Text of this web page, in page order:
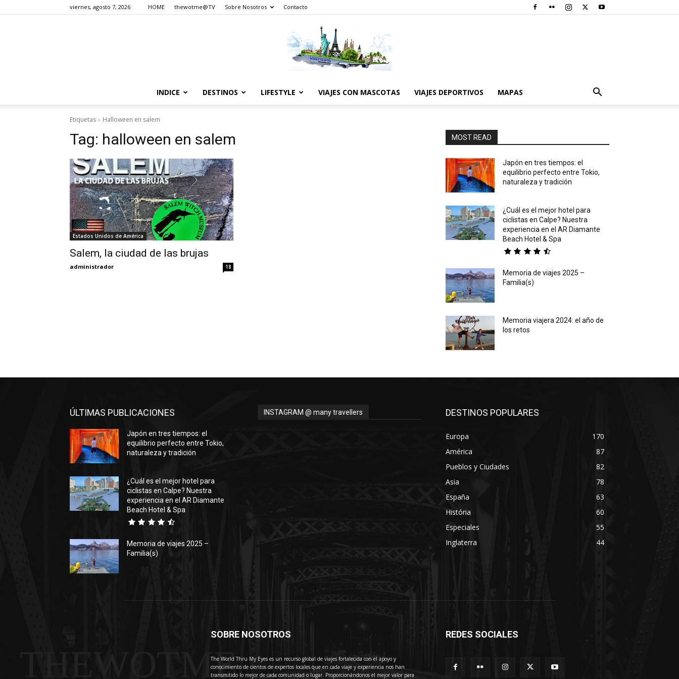
viernes, agosto 7, 2026 HOME thewotme@TV Sobre Nosotros Contacto
INDICE DESTINOS LIFESTYLE VIAJES CON MASCOTAS VIAJES DEPORTIVOS MAPAS
Etiquetas Halloween en salem
Tag: halloween en salem
Estados Unidos de América
Salem, la ciudad de las brujas
administrador 18
MOST READ
Japón en tres tiempos: el
equilibrio perfecto entre Tokio,
naturaleza y tradición
¿Cuál es el mejor hotel para
ciclistas en Calpe? Nuestra
experiencia en el AR Diamante
Beach Hotel & Spa
Memoria de viajes 2025 –
Familia(s)
Memoria viajera 2024: el año de
los retos
ÚLTIMAS PUBLICACIONES
Japón en tres tiempos: el
equilibrio perfecto entre Tokio,
naturaleza y tradición
¿Cuál es el mejor hotel para
ciclistas en Calpe? Nuestra
experiencia en el AR Diamante
Beach Hotel & Spa
Memoria de viajes 2025 –
Familia(s)
INSTAGRAM @ many travellers DESTINOS POPULARES
Europa
170
América
87
Pueblos y Ciudades
82
Asia
78
España
63
História
60
Especiales
55
Inglaterra
44
THEWOTME
SOBRE NOSOTROS
The World Thru My Eyes es un recurso global de viajes fortalecida con el apoyo y
conocimiento de cientos de expertos locales que en cada viaje y experiencia nos han
transmitido lo mejor de cada comunidad o lugar. Proporcionándonos el mejor valor para
REDES SOCIALES